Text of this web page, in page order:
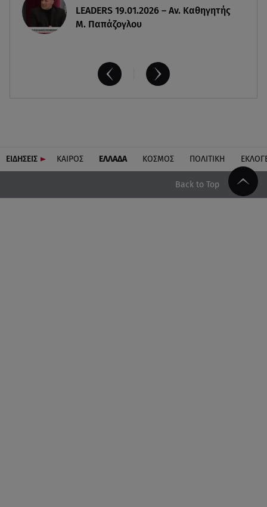
LEADERS 19.01.2026 – Αν. Καθηγητής
Μ. Παπάζογλου
ΕΙΔΗΣΕΙΣ ΚΑΙΡΟΣ ΕΛΛΑΔΑ ΚΟΣΜΟΣ ΠΟΛΙΤΙΚΗ
Back to Top